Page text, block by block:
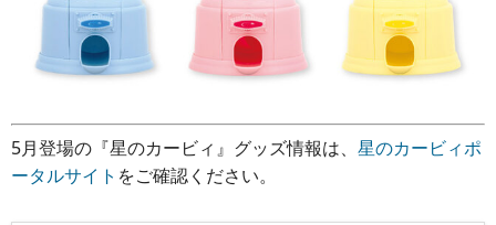
5月登場の『星のカービィ』グッズ情報は、 星のカービィポ
ータルサイト をご確認ください。